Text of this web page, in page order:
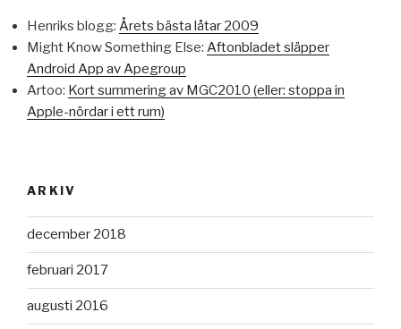
Henriks blogg: Årets bästa låtar 2009
Might Know Something Else: Aftonbladet släpper
Android App av Apegroup
Artoo: Kort summering av MGC2010 (eller: stoppa in
Apple-nördar i ett rum)
ARKIV
december 2018
februari 2017
augusti 2016